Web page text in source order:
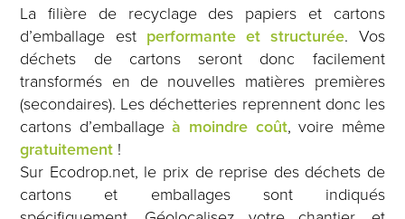
La filière de recyclage des papiers et cartons
d’emballage est performante et structurée. Vos
déchets de cartons seront donc facilement
transformés en de nouvelles matières premières
(secondaires). Les déchetteries reprennent donc les
cartons d’emballageà moindre coût, voire même
gratuitement !
Sur Ecodrop.net, le prix de reprise des déchets de
cartons et emballages sont indiqués